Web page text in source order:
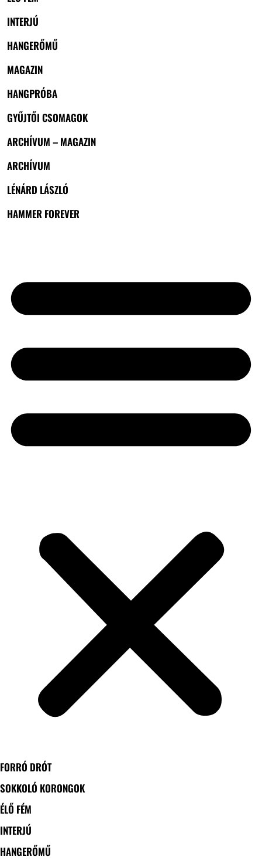
INTERJÚ
HANGERŐMŰ
MAGAZIN
HANGPRÓBA
GYŰJTŐI CSOMAGOK
ARCHÍVUM – MAGAZIN
ARCHÍVUM
LÉNÁRD LÁSZLÓ
HAMMER FOREVER
FORRÓ DRÓT
SOKKOLÓ KORONGOK
ÉLŐ FÉM
INTERJÚ
HANGERŐMŰ